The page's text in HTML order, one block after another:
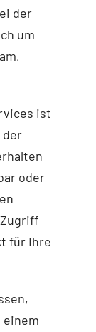
der
um
ist
der
oder
für Ihre
einem